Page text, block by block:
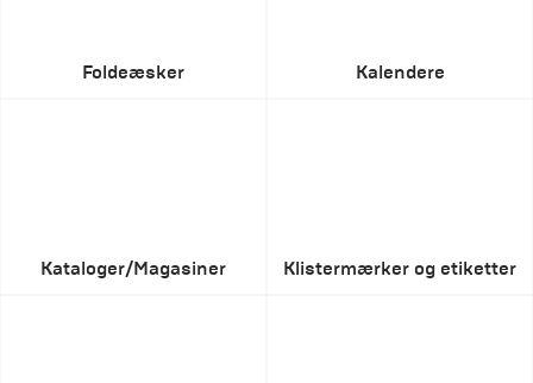
Foldeæsker Kalendere
Kataloger/Magasiner Klistermærker og etiketter